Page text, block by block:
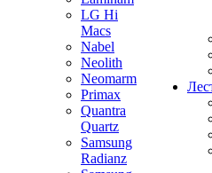
LG Hi
Macs
Nabel
Neolith
Neomarm
Primax
Quantra
Quartz
Samsung
Radianz